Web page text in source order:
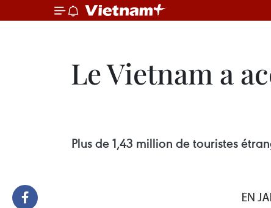
Le Vietnam a
Plus de 1,43 million de touristes